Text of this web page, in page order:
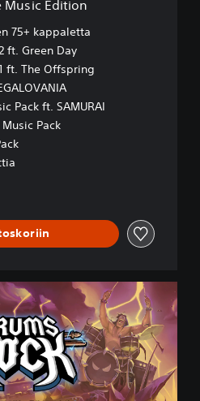
Music Edition
75+ kappaletta
ft. Green Day
ft. The Offspring
Pack ft. SAMURAI
Pack